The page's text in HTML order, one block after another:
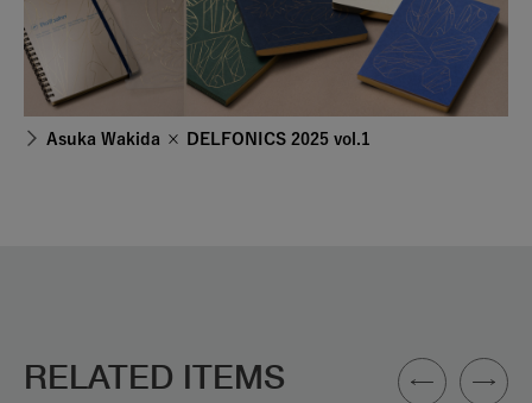
Asuka Wakida × DELFONICS 2025 vol.1
RELATED ITEMS